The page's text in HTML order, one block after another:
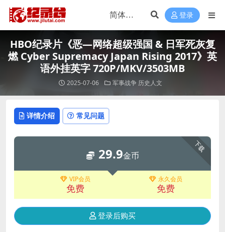
登录
HBO纪录片《恶—网络超级强国 & 日军死灰复
燃 Cyber Supremacy Japan Rising 2017》英
语外挂英字 720P/MKV/3503MB
2025-07-06 军事战争 历史人文
详情介绍 常见问题
下载
29.9金币
VIP会员
免费
永久会员
免费
登录后购买